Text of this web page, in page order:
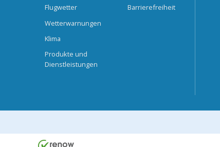
Flugwetter
Wetterwarnungen
Klima
Produkte und
Dienstleistungen
Barrierefreiheit